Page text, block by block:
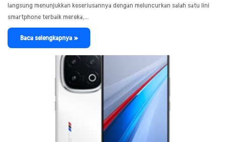
langsung menunjukkan keseriusannya dengan meluncurkan salah satu lini
smartphone terbaik mereka,…
Baca selengkapnya »